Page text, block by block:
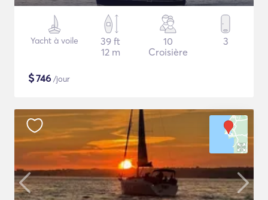
Yacht à voile
39 ft
12 m
10
Croisière
3
$746 /jour